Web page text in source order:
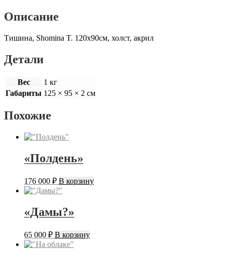
Описание
Тишина, Shomina T. 120х90см, холст, акрил
Детали
Вес
1 кг
Габариты 125 × 95 × 2 см
Похожие
«Полдень»
176 000 ₽ В корзину
«Дамы?»
65 000 ₽ В корзину